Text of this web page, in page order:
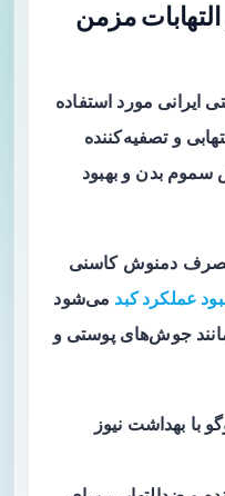
مزمن
ایرانی مورد استفاده
و تصفیه‌کننده
بدن و بهبود
دمنوش کاسنی
عملکرد کبد می‌شود
جوش‌های پوستی و
بهداشت نیوز